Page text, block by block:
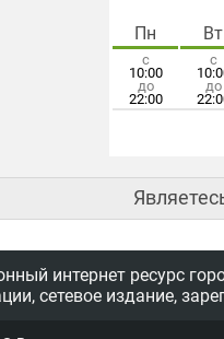
Пн
с
10:00
до
22:00
Вт
с
до
интернет ресурс
сетевое издание,